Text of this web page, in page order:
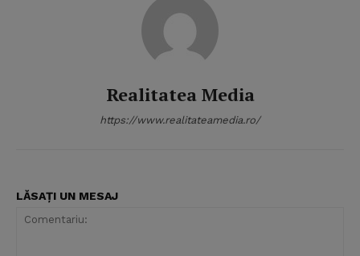
Realitatea Media
https://www.realitateamedia.ro/
LĂSAȚI UN MESAJ